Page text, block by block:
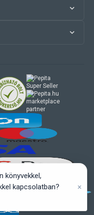
marketplace
partner
könyvekkel,
kapcsolatban?
×